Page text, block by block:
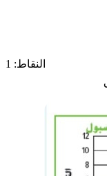
النقاط: 1